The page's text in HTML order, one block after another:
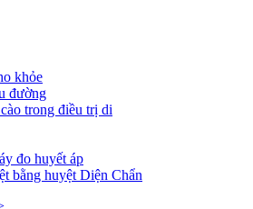
khỏe
đường
trong điều trị di
đo huyết áp
bằng huyệt Diện Chẩn